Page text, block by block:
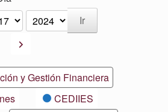
Siguiente
y Gestión Financiera
CEDIIES